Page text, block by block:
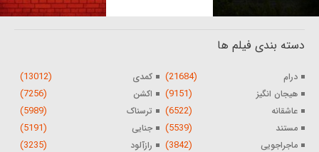
دسته بندی فیلم ها
درام (21684) کمدی (13012)
هیجان انگیز (9151) اکشن (7256)
عاشقانه (6522) ترسناک (5989)
مستند (5539) جنایی (5191)
ماجراجویی (3842) رازآلود (3235)